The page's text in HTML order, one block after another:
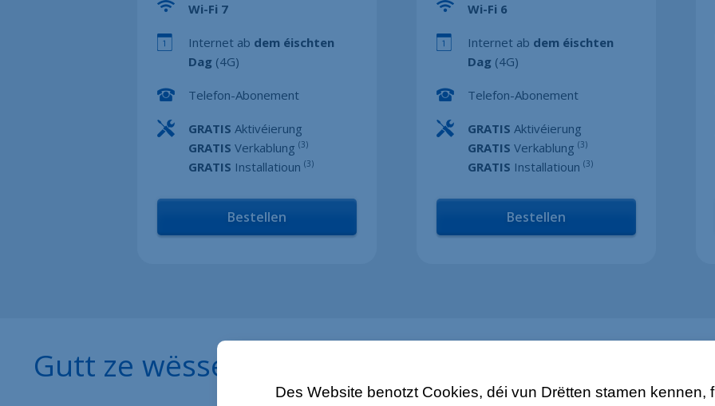
Des Website benotzt Cookies, déi vun Drëtten stamen kennen,
Wi-Fi 7
Internet ab dem éischten
Dag (4G)
Telefon-Abonement
GRATIS Aktivéierung
GRATIS Verkablung (3)
GRATIS Installatioun (3)
Bestellen
Wi-Fi 6
Internet ab dem éischten
Dag (4G)
Telefon-Abonement
GRATIS Aktivéierung
GRATIS Verkablung (3)
GRATIS Installatioun (3)
Bestellen
Gutt ze wëssen